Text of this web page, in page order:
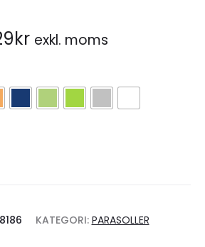
kr exkl. moms
8186 KATEGORI: PARASOLLER